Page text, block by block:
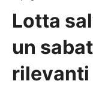
Lotta
un
rilevanti